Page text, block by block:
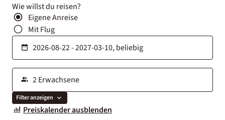
Wie willst du reisen?
Eigene Anreise
Mit Flug
Filter anzeigen
Preiskalender ausblenden